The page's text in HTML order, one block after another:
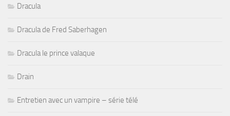
Dracula
Dracula de Fred Saberhagen
Dracula le prince valaque
Drain
Entretien avec un vampire – série télé